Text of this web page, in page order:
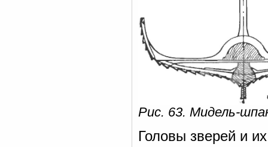
Рис. 63. Мидель-
Головы зверей и